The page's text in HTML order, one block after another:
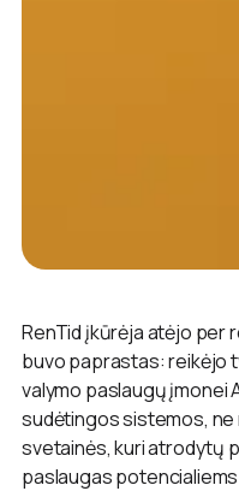
RenTid įkūrėja atėjo per
buvo paprastas: reikėjo
valymo paslaugų įmonei
sudėtingos sistemos,
svetainės, kuri atrodytų
paslaugas